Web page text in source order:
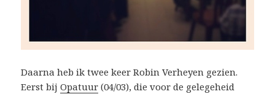
Daarna heb ik twee keer Robin Verheyen gezien.
Eerst bijOpatuur (04/03), die voor de gelegeheid